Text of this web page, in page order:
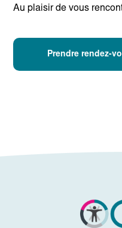
Au plaisir de vous
Prendre rendez-